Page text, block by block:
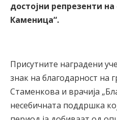
достојни репрезенти
Каменица“.
Присутните наградени
знак на благодарност на
Стаменкова и врачија
несебичната поддршка